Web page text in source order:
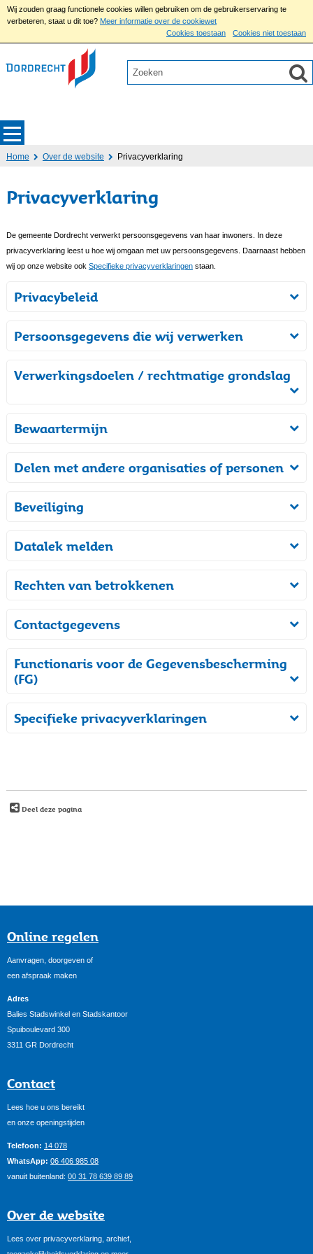
Wij zouden graag functionele cookies willen gebruiken om de gebruikerservaring te
verbeteren, staat u dit toe? Meer informatie over de cookiewet
Cookies toestaan
Cookies niet toestaan
Home Over de website Privacyverklaring
Privacyverklaring
De gemeente Dordrecht verwerkt persoonsgegevens van haar inwoners. In deze
privacyverklaring leest u hoe wij omgaan met uw persoonsgegevens. Daarnaast hebben
wij op onze website ook Specifieke privacyverklaringenstaan.
Privacybeleid
Persoonsgegevens die wij verwerken
Verwerkingsdoelen / rechtmatige grondslag
Bewaartermijn
Delen met andere organisaties of personen
Beveiliging
Datalek melden
Rechten van betrokkenen
Contactgegevens
Functionaris voor de Gegevensbescherming
(FG)
Specifieke privacyverklaringen
Deel deze pagina
Online regelen
Aanvragen, doorgeven of
een afspraak maken
Adres
Balies Stadswinkel en Stadskantoor
Spuiboulevard 300
3311 GR Dordrecht
Contact
Lees hoe u ons bereikt
en onze openingstijden
Telefoon: 14 078
WhatsApp: 06 406 985 08
vanuit buitenland: 00 31 78 639 89 89
Over de website
Lees over privacyverklaring, archief,